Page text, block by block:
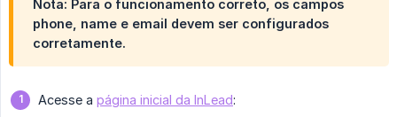
Nota: Para o funcionamento correto, os campos
phone name e email devem ser configurados
corretamente.
Acesse a página inicial da InLead: